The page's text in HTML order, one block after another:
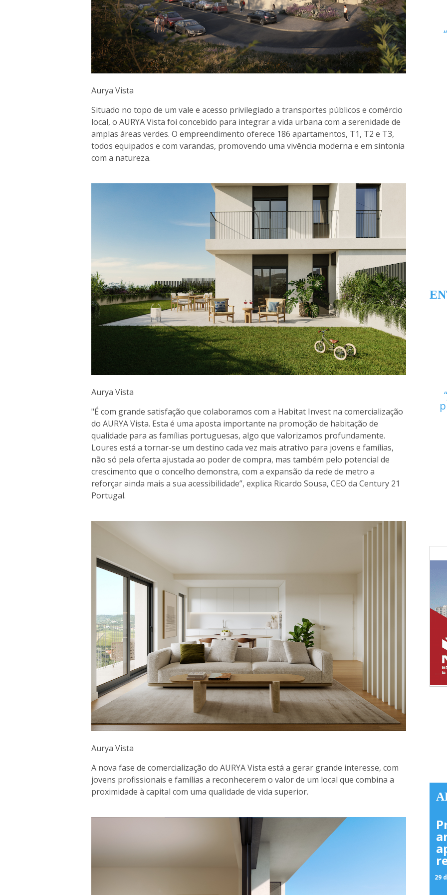
Aurya Vista
Situado no topo de um vale e acesso privilegiado a transportes públicos e comércio
local, o AURYA Vista foi concebido para integrar a vida urbana com a serenidade de
amplas áreas verdes. O empreendimento oferece 186 apartamentos, T1, T2 e T3,
todos equipados e com varandas, promovendo uma vivência moderna e em sintonia
com a natureza.
Aurya Vista
"É com grande satisfação que colaboramos com a Habitat Invest na comercialização
do AURYA Vista. Esta é uma aposta importante na promoção de habitação de
qualidade para as famílias portuguesas, algo que valorizamos profundamente.
Loures está a tornar-se um destino cada vez mais atrativo para jovens e famílias,
não só pela oferta ajustada ao poder de compra, mas também pelo potencial de
crescimento que o concelho demonstra, com a expansão da rede de metro a
reforçar ainda mais a sua acessibilidade”, explica Ricardo Sousa, CEO da Century 21
Portugal.
Aurya Vista
A nova fase de comercialização do AURYA Vista está a gerar grande interesse, com
jovens profissionais e famílias a reconhecerem o valor de um local que combina a
proximidade à capital com uma qualidade de vida superior.
29